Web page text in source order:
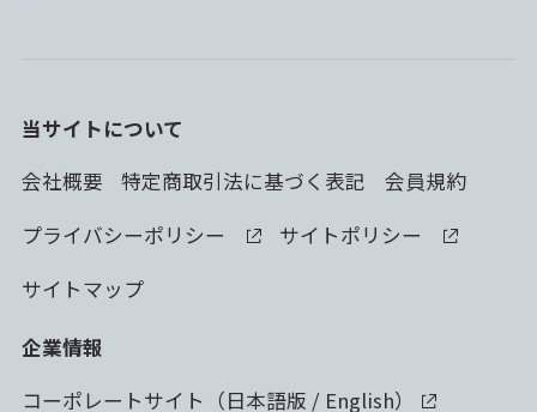
当サイトについて
会社概要
特定商取引法に基づく表記
会員規約
プライバシーポリシー
サイトポリシー
サイトマップ
企業情報
コーポレートサイト（日本語版 / English）